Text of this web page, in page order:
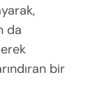
da
bir